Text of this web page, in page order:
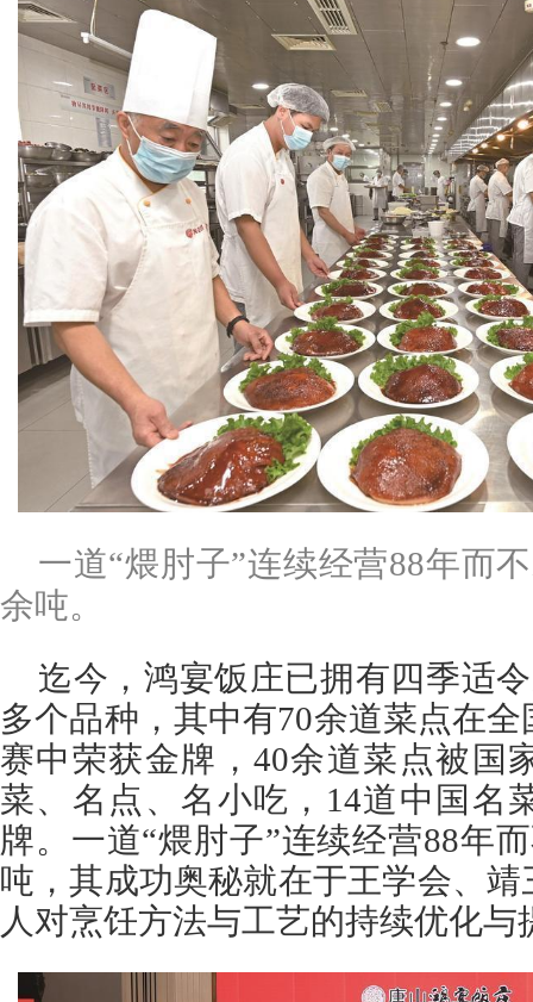
一道“煨肘子”连续经营88年而
余吨。
迄今，鸿宴饭庄已拥有四季适
多个品种，其中有70余道菜点在
赛中荣获金牌，40余道菜点被国
菜、名点、名小吃，14道中国名
牌。一道“煨肘子”连续经营88年
吨，其成功奥秘就在于王学会、
人对烹饪方法与工艺的持续优化与